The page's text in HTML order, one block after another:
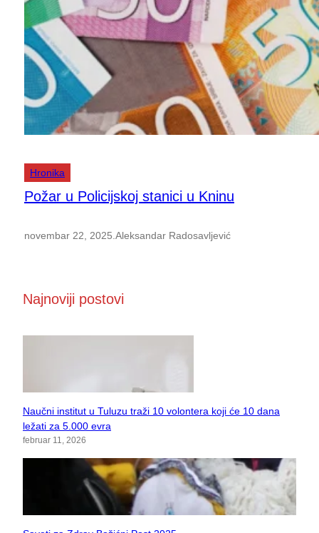
Hronika
Požar u Policijskoj stanici u Kninu
novembar 22, 2025 Aleksandar Radosavljević
Najnoviji postovi
Naučni institut u Tuluzu traži 10 volontera koji će 10 dana
ležati za 5.000 evra
februar 11, 2026